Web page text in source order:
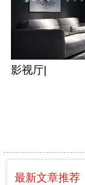
影视厅|
最新文章推荐